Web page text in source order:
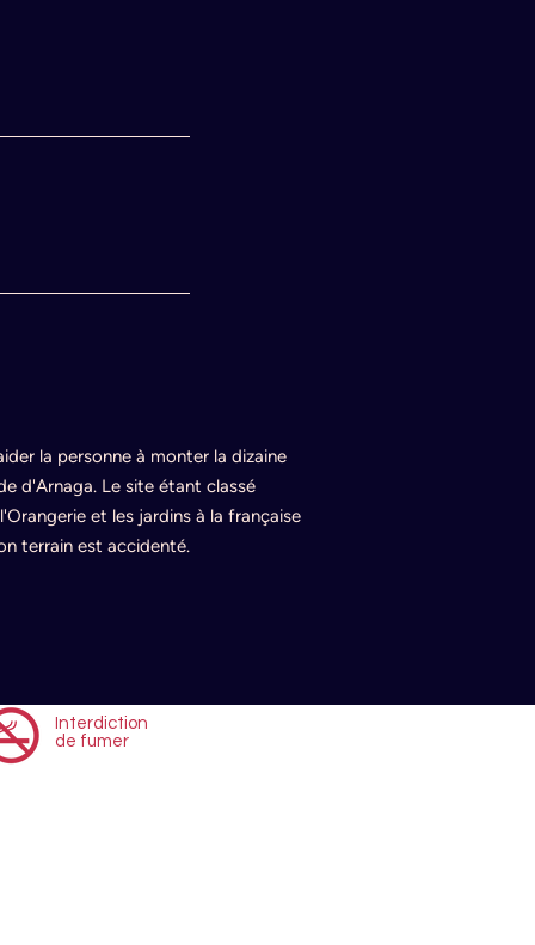
la personne à monter la dizaine
d'Arnaga. Le site étant classé
et les jardins à la française
terrain est accidenté.
Interdiction
de fumer